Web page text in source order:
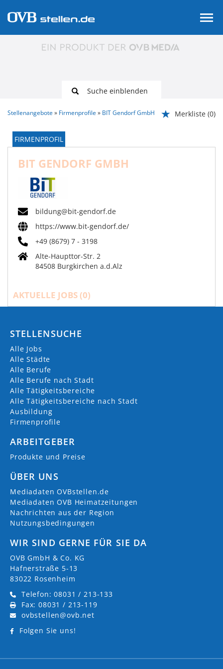
Suche einblenden
Stellenangebote Firmenprofile BIT Gendorf GmbH Merkliste (0)
FIRMENPROFIL
BIT GENDORF GMBH
bildung@bit-gendorf.de
https://www.bit-gendorf.de/
+49 (8679) 7 - 3198
Alte-Haupttor-Str. 2
84508 Burgkirchen a.d.Alz
AKTUELLE JOBS (0)
STELLENSUCHE
Alle Jobs
Alle Städte
Alle Berufe
Alle Berufe nach Stadt
Alle Tätigkeitsbereiche
Alle Tätigkeitsbereiche nach Stadt
Ausbildung
Firmenprofile
ARBEITGEBER
Produkte und Preise
ÜBER UNS
Mediadaten OVBstellen.de
Mediadaten OVB Heimatzeitungen
Nachrichten aus der Region
Nutzungsbedingungen
WIR SIND GERNE FÜR SIE DA
OVB GmbH & Co. KG
Hafnerstraße 5-13
83022 Rosenheim
Telefon: 08031 / 213-133
Fax: 08031 / 213-119
ovbstellen@ovb.net
Folgen Sie uns!